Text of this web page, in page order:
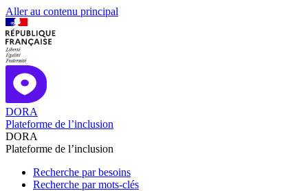
Aller au contenu principal
DORA
Plateforme de l’inclusion
DORA
Plateforme de l’inclusion
Recherche par besoins
Recherche par mots-clés